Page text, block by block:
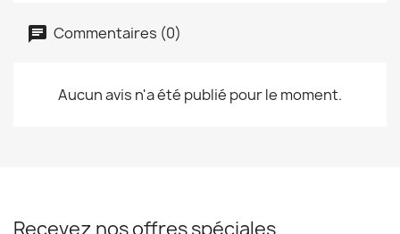
Commentaires (0)
Aucun avis n'a été publié pour le moment.